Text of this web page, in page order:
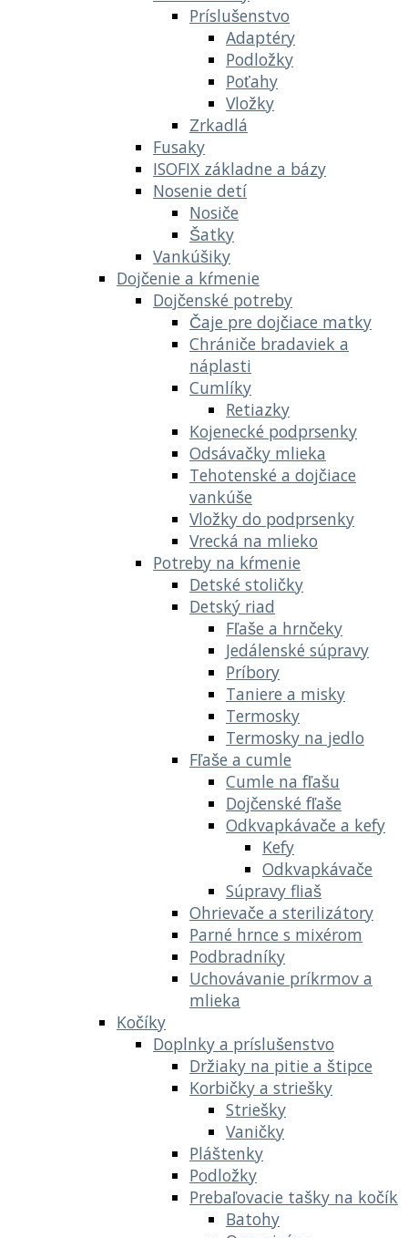
Príslušenstvo
Adaptéry
Podložky
Poťahy
Vložky
Zrkadlá
Fusaky
ISOFIX základne a bázy
Nosenie detí
Nosiče
Šatky
Vankúšiky
Dojčenie a kŕmenie
Dojčenské potreby
Čaje pre dojčiace matky
Chrániče bradaviek a
náplasti
Cumlíky
Retiazky
Kojenecké podprsenky
Odsávačky mlieka
Tehotenské a dojčiace
vankúše
Vložky do podprsenky
Vrecká na mlieko
Potreby na kŕmenie
Detské stoličky
Detský riad
Fľaše a hrnčeky
Jedálenské súpravy
Príbory
Taniere a misky
Termosky
Termosky na jedlo
Fľaše a cumle
Cumle na fľašu
Dojčenské fľaše
Odkvapkávače a kefy
Kefy
Odkvapkávače
Súpravy fliaš
Ohrievače a sterilizátory
Parné hrnce s mixérom
Podbradníky
Uchovávanie príkrmov a
mlieka
Kočíky
Doplnky a príslušenstvo
Držiaky na pitie a štipce
Korbičky a striešky
Striešky
Vaničky
Pláštenky
Podložky
Prebaľovacie tašky na kočík
Batohy